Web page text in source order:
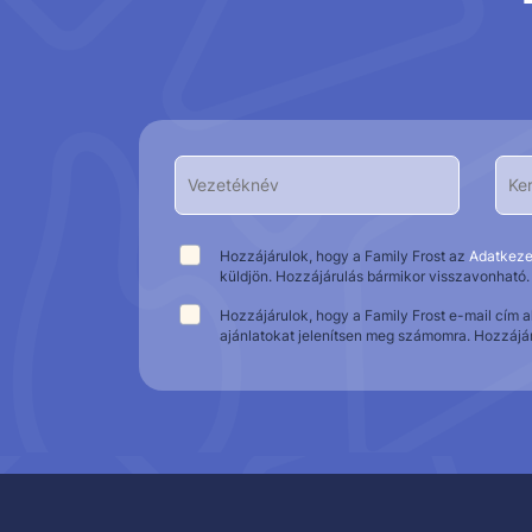
Hozzájárulok, hogy a Family Frost az
küldjön. Hozzájárulás bármikor visszavonható.
Hozzájárulok, hogy a Family Frost e-mail cím
ajánlatokat jelenítsen meg számomra.